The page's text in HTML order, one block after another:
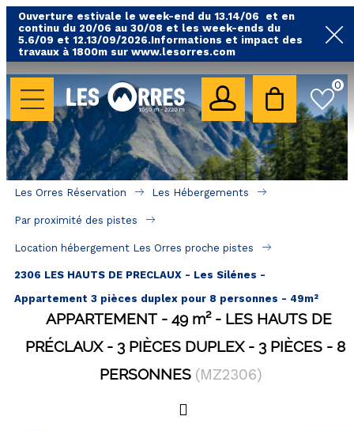
Ouverture estivale le week-end du 13.14/06 et en
continu du 20/06 au 30/08 et les week-ends du
5.6/09 et 12.13/09/2026.Informations et impact des
travaux à 1800m sur www.lesorres.com
0
LES HÉBERGEMENTS
Toutes nos locations
Hébergements avec piscine
Hébergements labellisés qualité
A proximité des remontées mécaniques ( VTT,
Hôtels - Chambres d'Hôtes & SPA
SÉJOURS & BONS PLANS
LOCALISATION
Les Orres Réservation Les Hébergements
Par proximité des pistes
Location hébergement Les Orres proche pistes
2306 LES HAUTS DE PRECLAUX - Les Silénes -
Appartement 3 pièces duplex pour 8 personnes - 49m²
APPARTEMENT 49 m²
LES HAUTS DE
PRÉCLAUX
3 PIÈCES DUPLEX 3 PIÈCES
8
PERSONNES (MZ2306)